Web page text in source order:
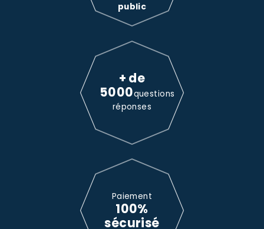
public
+ de
5000questions
réponses
Paiement
100%
sécurisé